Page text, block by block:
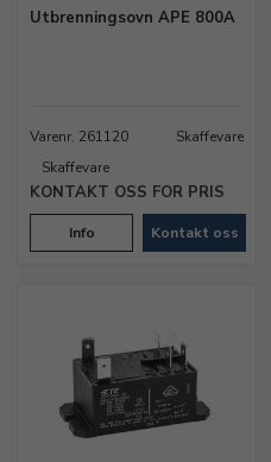
Utbrenningsovn APE 800A
Varenr. 261120 Skaffevare
KONTAKT OSS FOR PRIS
Skaffevare
Info Kontakt oss